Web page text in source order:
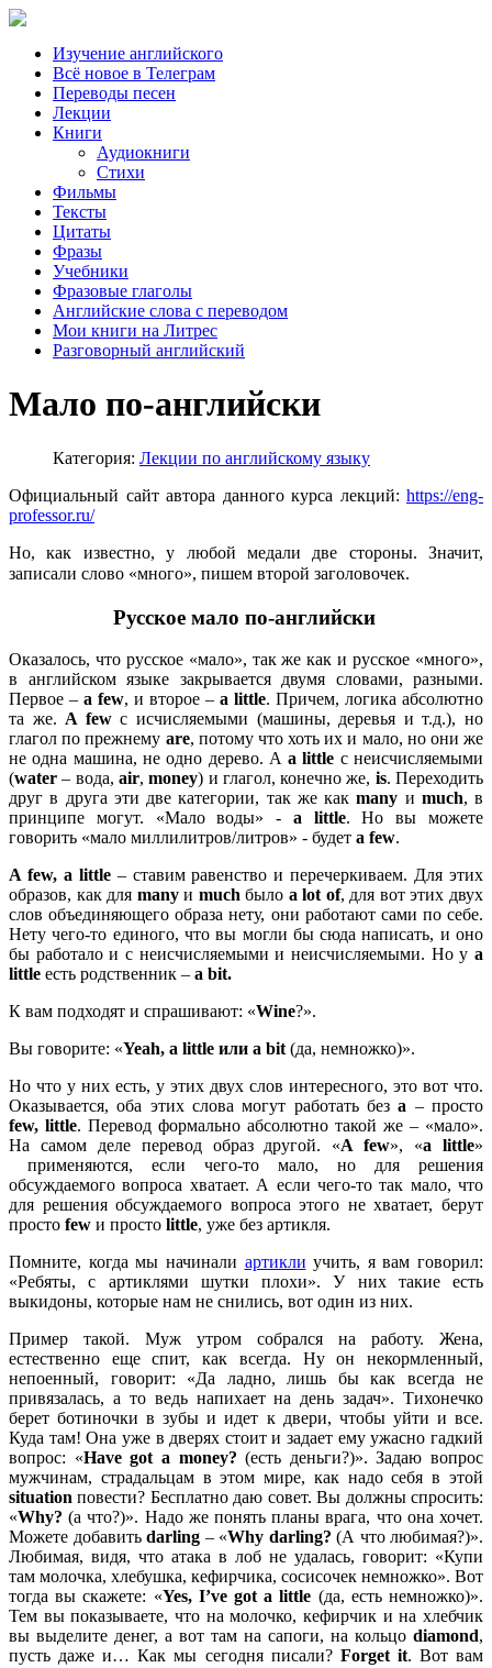
Изучение английского
Всё новое в Телеграм
Переводы песен
Лекции
Книги
Аудиокниги
Стихи
Фильмы
Тексты
Цитаты
Фразы
Учебники
Фразовые глаголы
Английские слова с переводом
Мои книги на Литрес
Разговорный английский
Мало по-английски
Категория: Лекции по английскому языку
Официальный сайт автора данного курса лекций: https://eng-
professor.ru/
Но, как известно, у любой медали две стороны. Значит,
записали слово «много», пишем второй заголовочек.
Русское мало по-английски
Оказалось, что русское «мало», так же как и русское «много»,
в английском языке закрывается двумя словами, разными.
Первое – a few, и второе – a little. Причем, логика абсолютно
та же. A fewс исчисляемыми (машины, деревья и т.д.), но
глагол по прежнему are, потому что хоть их и мало, но они же
не одна машина, не одно дерево. Аalittle с неисчисляемыми
(water – вода, air,money) и глагол, конечно же, is. Переходить
друг в друга эти две категории, так же какmany и much, в
принципе могут. «Мало воды» - a little. Но вы можете
говорить «мало миллилитров/литров» - будет a few.
A few, a little– ставим равенство и перечеркиваем. Для этих
образов, как для manyи much было alot of, для вот этих двух
слов объединяющего образа нету, они работают сами по себе.
Нету чего-то единого, что вы могли бы сюда написать, и оно
бы работало и с неисчисляемыми и неисчисляемыми. Но у a
little есть родственник – a bit.
К вам подходят и спрашивают: «Wine?».
Вы говорите: «Yeah, a little или a bit (да, немножко)».
Но что у них есть, у этих двух слов интересного, это вот что.
Оказывается, оба этих слова могут работать безa – просто
few, little. Перевод формально абсолютно такой же – «мало».
На самом деле перевод образ другой. «Afew», «alittle»
применяются, если чего-то мало, но для решения
обсуждаемого вопроса хватает. А если чего-то так мало, что
для решения обсуждаемого вопроса этого не хватает, берут
просто few и просто little, уже без артикля.
Помните, когда мы начинали артикли учить, я вам говорил:
«Ребяты, с артиклями шутки плохи». У них такие есть
выкидоны, которые нам не снились, вот один из них.
Пример такой. Муж утром собрался на работу. Жена,
естественно еще спит, как всегда. Ну он некормленный,
непоенный, говорит: «Да ладно, лишь бы как всегда не
привязалась, а то ведь напихает на день задач». Тихонечко
берет ботиночки в зубы и идет к двери, чтобы уйти и все.
Куда там! Она уже в дверях стоит и задает ему ужасно гадкий
вопрос: «Havegot a money? (есть деньги?)». Задаю вопрос
мужчинам, страдальцам в этом мире, как надо себя в этой
situation повести? Бесплатно даю совет. Вы должны спросить:
«Why? (а что?)». Надо же понять планы врага, что она хочет.
Можете добавить darling – «Why darling? (А что любимая?)».
Любимая, видя, что атака в лоб не удалась, говорит: «Купи
там молочка, хлебушка, кефирчика, сосисочек немножко». Вот
тогда вы скажете: «Yes, I’vegotalittle (да, есть немножко)».
Тем вы показываете, что на молочко, кефирчик и на хлебчик
вы выделите денег, а вот там на сапоги, на кольцо diamond,
пусть даже и… Как мы сегодня писали? Forget it. Вот вам